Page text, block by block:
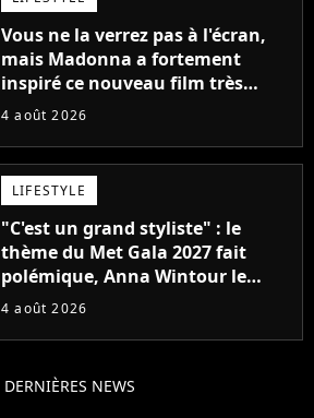
Vous ne la verrez pas à l'écran,
mais Madonna a fortement
inspiré ce nouveau film très
attendu
4 août 2026
LIFESTYLE
"C'est un grand styliste" : le
thème du Met Gala 2027 fait
polémique, Anna Wintour le
défend
4 août 2026
DERNIÈRES NEWS